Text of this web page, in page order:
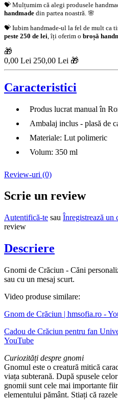
💝 Mulțumim că alegi produsele
handmade din partea noastră. 🌸
💝 Iubim handmade-ul la fel de mult ca
peste 250 de lei , îți oferim o broșă
🎁
0,00 Lei 250,00 Lei 🎁
Caracteristici
Produs lucrat manual în
Ambalaj inclus - plasă de
Materiale: Lut polimeric
Volum: 350 ml
Review-uri (0)
Scrie un review
Autentifică-te sau Înregistrează un
review
Descriere
Gnomi de Crăciun - Căni
sau cu un mesaj scurt.
Video produse similare:
Gnom de Crăciun | hmsofia.ro -
Cadou de Crăciun pentru fan
YouTube
Curiozități despre gnomi
Gnomul este o creatură mitică
viața subterană. După spusele
gnomii sunt cele mai importante
elementului pământ. Stiați că